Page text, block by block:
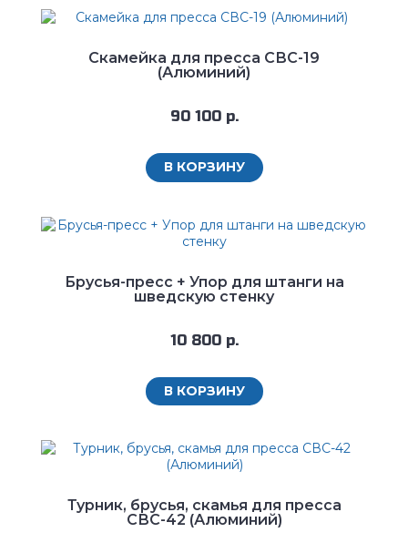
Скамейка для пресса СВС-19
(Алюминий)
90 100 р.
В КОРЗИНУ
Брусья-пресс + Упор для штанги на
шведскую стенку
10 800 р.
В КОРЗИНУ
Турник, брусья, скамья для пресса
СВС-42 (Алюминий)